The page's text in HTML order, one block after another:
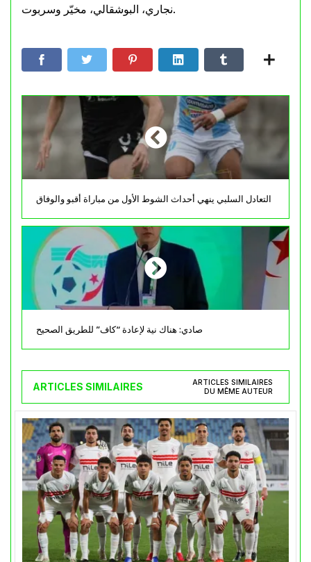
نجاري، البوشقالي، مخيّر وسربوت.
التعادل السلبي ينهي أحداث الشوط الأول من مباراة أقبو والوفاق
صادي: هناك نية لإعادة “كاف” للطريق الصحيح
ARTICLES SIMILAIRES
ARTICLES SIMILAIRES
DU MÊME AUTEUR